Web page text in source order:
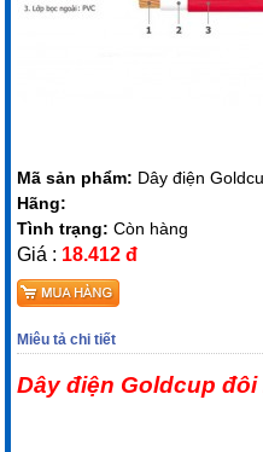
Mã sản phẩm: Dây điện
Hãng:
Tình trạng:Còn hàng
Giá : 18.412 đ
Miêu tả chi tiết
Dây điện Goldcup đôi